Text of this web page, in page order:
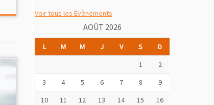
Voir tous les Évènements
AOÛT 2026
L M M J V S
D
1
2
3
4 5 6 7 8
9
10
11 12 13 14 15
16